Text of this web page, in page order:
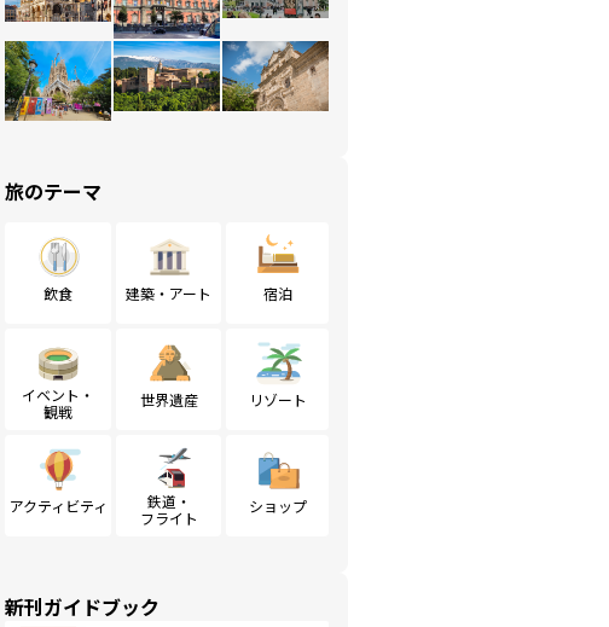
旅のテーマ
飲食 建築・アート 宿泊
イベント・
観戦
世界遺産 リゾート
アクティビティ
鉄道・
フライト
ショップ
新刊ガイドブック